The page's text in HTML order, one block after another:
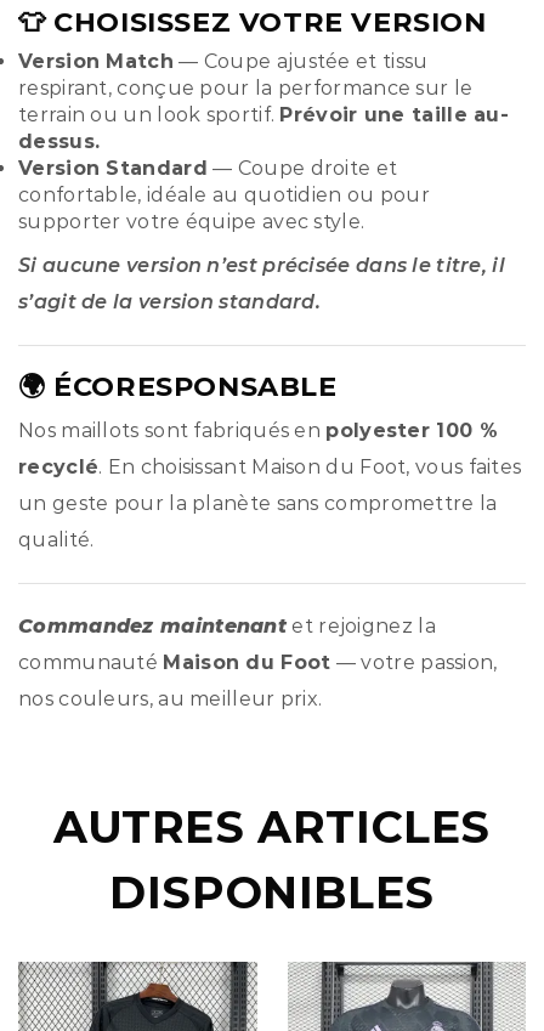
👕 CHOISISSEZ VOTRE VERSION
Version Match — Coupe ajustée et tissu
respirant, conçue pour la performance sur le
terrain ou un look sportif. Prévoir une taille au-
dessus.
Version Standard — Coupe droite et
confortable, idéale au quotidien ou pour
supporter votre équipe avec style.
Si aucune version n’est précisée dans le titre, il
s’agit de la version standard.
🌍 ÉCORESPONSABLE
Nos maillots sont fabriqués en polyester 100 %
recyclé. En choisissant Maison du Foot, vous faites
un geste pour la planète sans compromettre la
qualité.
Commandez maintenant et rejoignez la
communauté Maison du Foot — votre passion,
nos couleurs, au meilleur prix.
AUTRES ARTICLES
DISPONIBLES